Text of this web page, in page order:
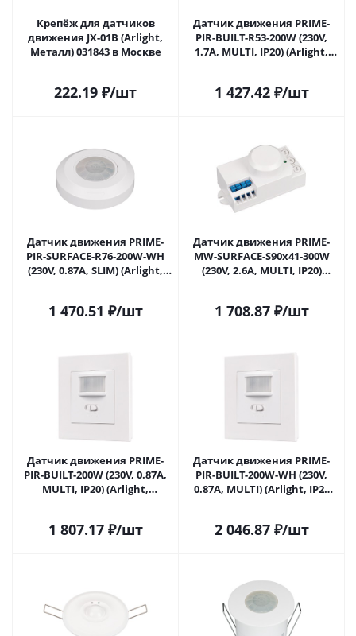
Крепёж для датчиков
движения JX-01B (Arlight,
Металл) 031843 в Москве
222.19 ₽/шт
Датчик движения PRIME-
PIR-BUILT-R53-200W (230V,
1.7A, MULTI, IP20) (Arlight,
1 427.42₽/шт
Датчик движения PRIME-
PIR-SURFACE-R76-200W-WH
(230V, 0.87A, SLIM) (Arlight,
1 470.51 ₽/шт
Датчик движения PRIME-
MW-SURFACE-S90x41-300W
(230V, 2.6A, MULTI, IP20)
1 708.87₽/шт
Датчик движения PRIME-
PIR-BUILT-200W (230V, 0.87A,
MULTI, IP20) (Arlight,
1 807.17₽/шт
Датчик движения PRIME-
PIR-BUILT-200W-WH (230V,
0.87A, MULTI) (Arlight, IP20
2 046.87₽/шт